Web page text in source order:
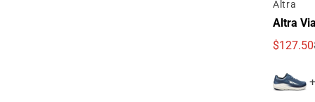
Por
Altra
Altra
$127.50